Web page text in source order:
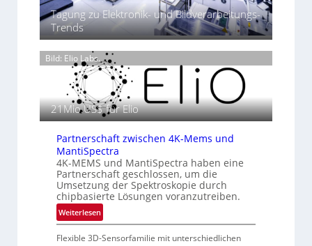
2
0
2
6
e
r
m
o
g
r
a
f
i
i
n
L
u
f
t
-
u
r
ä
s
n
z
i
n
E
E
A
-
R
e
g
i
Tagung zu Elektronik- und Bildverarbeitungs-
Trends
Bild: Elio Labs.
21Mio.US$ für Elio
Partnerschaft zwischen 4K-Mems und
MantiSpectra
4K-MEMS und MantiSpectra haben eine
Partnerschaft geschlossen, um die
Umsetzung der Spektroskopie durch
chipbasierte Lösungen voranzutreiben.
Weiterlesen:
P
a
Flexible 3D-Sensorfamilie mit unterschiedlichen